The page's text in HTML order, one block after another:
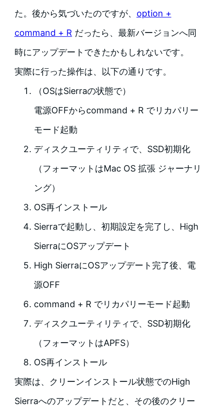
た。後から気づいたのですが、 option +
command + R だったら、最新バージョンへ同
時にアップデートできたかもしれないです。
実際に行った操作は、以下の通りです。
（OSはSierraの状態で）
電源OFFからcommand + R でリカパリー
モード起動
ディスクユーティリティで、SSD初期化
（フォーマットはMac OS 拡張 ジャーナリ
ング）
OS再インストール
Sierraで起動し、初期設定を完了し、High
SierraにOSアップデート
High SierraにOSアップデート完了後、電
源OFF
command + R でリカパリーモード起動
ディスクユーティリティで、SSD初期化
（フォーマットはAPFS）
OS再インストール
実際は、クリーンインストール状態でのHigh
Sierraへのアップデートだと、その後のクリー